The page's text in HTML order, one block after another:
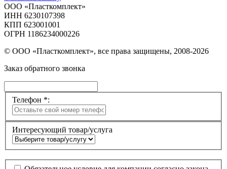
ООО «Пласткомплект»
ИНН 6230107398
КПП 623001001
ОГРН 1186234000226
© ООО «Пласткомплект», все права защищены, 2008-2026
Заказ обратного звонка
Телефон *:
Интересующий товар/услуга